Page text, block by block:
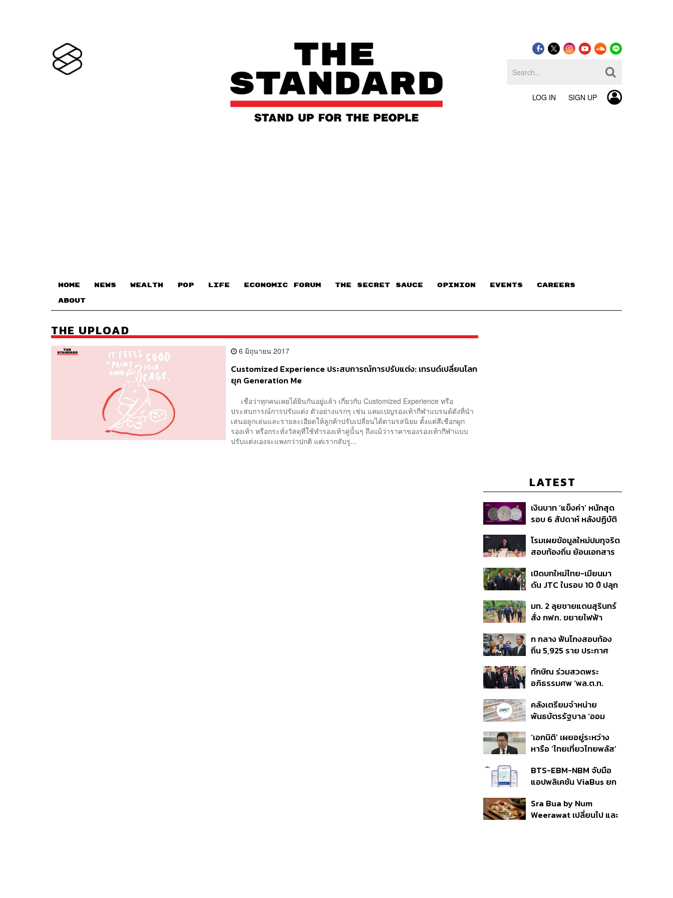
LOG IN SIGN UP
HOME NEWS WEALTH POP LIFE ECONOMIC FORUM THE SECRET SAUCE​ OPINION EVENTS CAREERS
ABOUT
THE UPLOAD
6 มิถุนายน 2017
Customized Experience ประสบการณ์การปรับแต่ง: เทรนด์เปลี่ยนโลก
ยุค Generation Me
เชื่อว่าทุกคนเคยได้ยินกันอยู่แล้ว เกี่ยวกับ Customized Experience หรือ
ประสบการณ์การปรับแต่ง ตัวอย่างแรกๆ เช่น แคมเปญรองเท้ากีฬาแบรนด์ดังที่นำ
เสนอลูกเล่นและรายละเอียดให้ลูกค้าปรับเปลี่ยนได้ตามรสนิยม ตั้งแต่สีเชือกผูก
รองเท้า หรือกระทั่งวัสดุที่ใช้ทำรองเท้าคู่นั้นๆ ถึงแม้ว่าราคาของรองเท้ากีฬาแบบ
ปรับแต่งเองจะแพงกว่าปกติ แต่เรากลับรู...
LATEST
เงินบาท ‘แข็งค่า’ หนักสุด
รอบ 6 สัปดาห์ หลังปฏิบัติ
สหรัฐฯ-ญี่ปุ่น Standard
Chartered เปิดเป้าสิ้นปีนี้
ต่อดอลลาร์
โรมเผยข้อมูลใหม่ปมทุจริต
สอบท้องถิ่น ย้อนเอกสาร
อนุทิน จ่อสอบต่อเอี่ยว
ตัดตอน ม.บูรพา หรือไม่
เปิดบทใหม่ไทย-เมียนมา
ดัน JTC ในรอบ 10 ปี ปลุก
ชายแดน ท่าเรือน้ำลึก
ทวาย
มท. 2 ลุยชายแดนสุรินทร์
สั่ง กฟภ. ขยายไฟฟ้า
350’ เสริมความมั่นคง
ชายแดน
ก กลาง ฟันโกงสอบท้อง
ถิ่น 5,925 ราย ประกาศ
ราย รอ ป.ป.ช. ขีดเส้นแล้ว
เสร็จ 31 ส.ค.
ทักษิณ ร่วมสวดพระ
อภิธรรมศพ ‘พล.ต.ท.
สิน’ สิริอายุ 103 ปี แกนนำ
เพื่อไทย-บุคคลหลาก
คลังเตรียมจำหน่าย
พันธบัตรรัฐบาล ‘ออม
ก.ย.นี้ อาจเพิ่มสัดส่วนการ
ขายแบบ Small Lot First
‘เอกนิติ’ เผยอยู่ระหว่าง
หารือ ‘ไทยเที่ยวไทยพลัส’
แสนล้าน มั่นใจงบต่อ ‘ไทย
ช่วยไทย พลัส’ เฟส 2 มี
BTS-EBM-NBM จับมือ
แอปพลิเคชัน ViaBus ยก
รถไฟฟ้า 3 สายแบบเรียล
ไทม์
Sra Bua by Num
Weerawat เปลี่ยนไป และ